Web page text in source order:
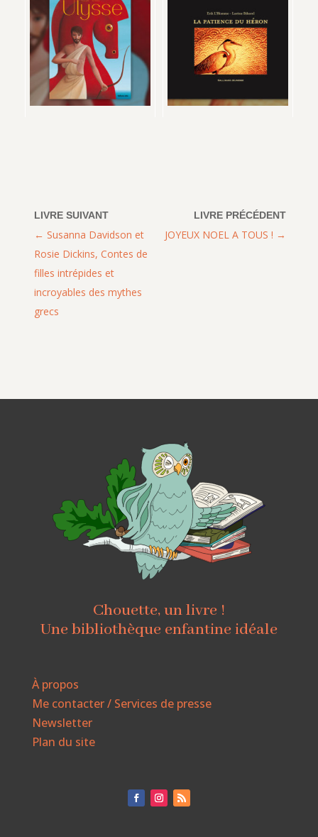
JOYEUX NOEL A TOUS !
Susanna Davidson et
Rosie Dickins, Contes de
filles intrépides et
incroyables des mythes
grecs
Chouette, un livre !
Une bibliothèque enfantine idéale
À propos
Me contacter / Services de presse
Newsletter
Plan du site